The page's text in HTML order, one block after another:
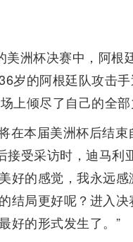
洲杯决赛中，阿根
岁的阿根廷队攻击
上倾尽了自己的全部
在本届美洲杯后结
接受采访时，迪马
好的感觉，我永远
结局更好呢？进入
好的形式发生了。”